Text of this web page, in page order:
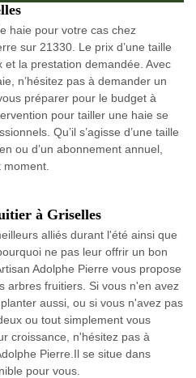
haie pour votre cas chez
sur 21330. Le prix d’une taille
la prestation demandée. Avec
n’hésitez pas à demander un
préparer pour le budget à
pour tailler une haie se
Qu’il s’agisse d’une taille
ou d’un abonnement annuel,
à Griselles
alliés durant l'été ainsi que
ne pas leur offrir un bon
Adolphe Pierre vous propose
arbres fruitiers. Si vous n'en avez
aussi, ou si vous n'avez pas
ou tout simplement vous
croissance, n'hésitez pas à
Pierre.Il se situe dans
pour vous.